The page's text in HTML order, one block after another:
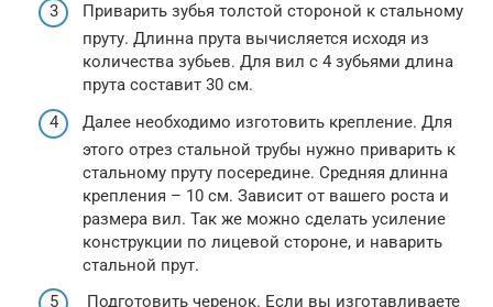
Приварить зубья толстой стороной к стальному
пруту. Длинна прута вычисляется исходя из
количества зубьев. Для вил с 4 зубьями длина
прута составит 30 см.
Далее необходимо изготовить крепление. Для
этого отрез стальной трубы нужно приварить к
стальному пруту посередине. Средняя длинна
крепления – 10 см. Зависит от вашего роста и
размера вил. Так же можно сделать усиление
конструкции по лицевой стороне, и наварить
стальной прут.
Подготовить черенок. Если вы изготавливаете